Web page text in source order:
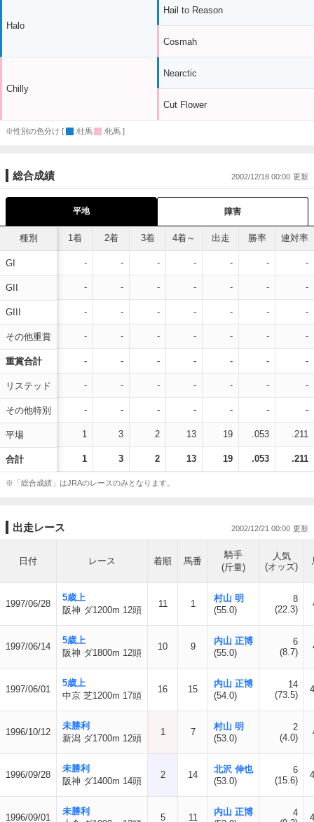
Halo
Chilly
Hail to Reason
Cosmah
Nearctic
Cut Flower
※性別の色分け [ :牡馬 :牝馬 ]
総合成績 2002/12/18 00:00
平地 障害
種別
GI
GII
GIII
その他重賞
重賞合計
リステッド
その他特別
平場
合計
1着 2着 3着 4着～ 出走 勝率 連対率
- - - - - - -
- - - - - - -
- - - - - - -
- - - - - - -
- - - - - - -
- - - - - - -
- - - - - - -
1 3 2 13 19 .053 .211
1 3 2 13 19 .053 .211
※「総合成績」はJRAのレースのみとなります。
出走レース 2002/12/21 00:00
日付 レース 着順 馬番
騎手
(斤量)
人気
(オッズ)
1997/06/28
5歳上
阪神 ダ1200m 12頭
11 1
村山 明
(55.0)
8
(22.3)
1997/06/14
5歳上
阪神 ダ1800m 12頭
10 9
内山 正博
(55.0)
6
(8.7)
1997/06/01
5歳上
中京 芝1200m 17頭
16 15
内山 正博
(54.0)
14
(73.5)
1996/10/12
未勝利
新潟 ダ1700m 12頭
1 7
村山 明
(53.0)
2
(4.0)
1996/09/28
未勝利
阪神 ダ1400m 14頭
2 14
北沢 伸也
(53.0)
6
(15.6)
1996/09/01
未勝利
5 11
内山 正博
4